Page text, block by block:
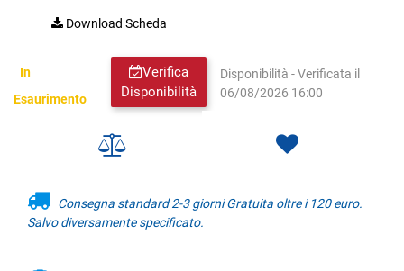
Download Scheda
Verifica
Disponibilità
In
Esaurimento
Disponibilità - Verificata il
06/08/2026 16:00
Consegna standard 2-3 giorni Gratuita oltre i 120 euro.
Salvo diversamente specificato.